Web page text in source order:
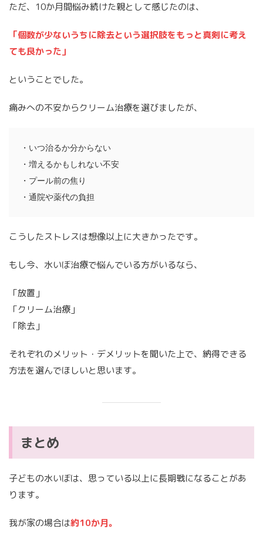
ただ、10か月間悩み続けた親として感じたのは、
「個数が少ないうちに除去という選択肢をもっと真剣に考え
ても良かった」
ということでした。
痛みへの不安からクリーム治療を選びましたが、
・いつ治るか分からない
・増えるかもしれない不安
・プール前の焦り
・通院や薬代の負担
こうしたストレスは想像以上に大きかったです。
もし今、水いぼ治療で悩んでいる方がいるなら、
「放置」
「クリーム治療」
「除去」
それぞれのメリット・デメリットを聞いた上で、納得できる
方法を選んでほしいと思います。
まとめ
子どもの水いぼは、思っている以上に長期戦になることがあ
ります。
我が家の場合は約10か月。